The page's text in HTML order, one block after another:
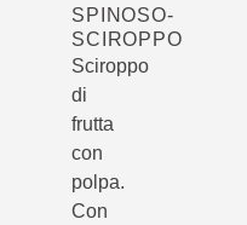
SPINOSO-
SCIROPPO
Sciroppo
di
frutta
con
polpa.
Con